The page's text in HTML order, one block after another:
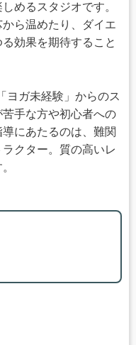
めるスタジオです。
ら温めたり、ダイエ
効果を期待すること
ヨガ未経験」からのス
手な方や初心者への
にあたるのは、難関
クター。質の高いレ